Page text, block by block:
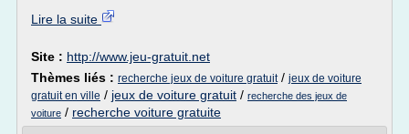
Lire la suite
Site : http://www.jeu-gratuit.net
Thèmes liés : recherche jeux de voiture gratuit/ jeux de voiture
gratuit en ville / jeux de voiture gratuit / recherche des jeux de
voiture / recherche voiture gratuite